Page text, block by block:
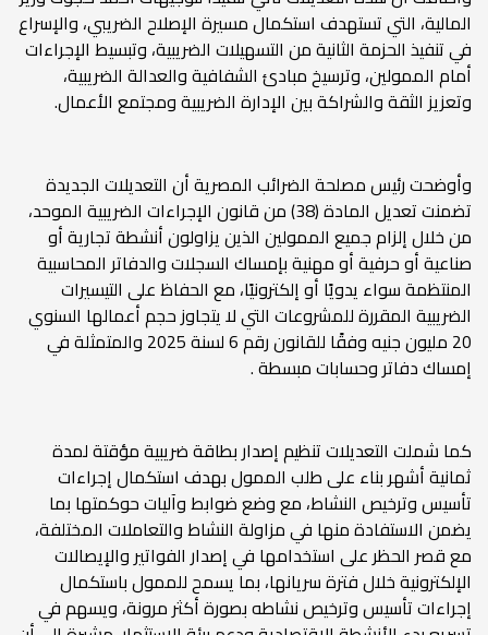
المالية، التي تستهدف استكمال مسيرة الإصلاح الضريبي، والإسراع
في تنفيذ الحزمة الثانية من التسهيلات الضريبية، وتبسيط الإجراءات
أمام الممولين، وترسيخ مبادئ الشفافية والعدالة الضريبية،
وتعزيز الثقة والشراكة بين الإدارة الضريبية ومجتمع الأعمال.
وأوضحت رئيس مصلحة الضرائب المصرية أن التعديلات الجديدة
تضمنت تعديل المادة (38) من قانون الإجراءات الضريبية الموحد،
من خلال إلزام جميع الممولين الذين يزاولون أنشطة تجارية أو
صناعية أو حرفية أو مهنية بإمساك السجلات والدفاتر المحاسبية
المنتظمة سواء يدويًا أو إلكترونيًا، مع الحفاظ على التيسيرات
الضريبية المقررة للمشروعات التي لا يتجاوز حجم أعمالها السنوي
20 مليون جنيه وفقًا للقانون رقم 6 لسنة 2025 والمتمثلة في
إمساك دفاتر وحسابات مبسطة .
كما شملت التعديلات تنظيم إصدار بطاقة ضريبية مؤقتة لمدة
ثمانية أشهر بناء على طلب الممول بهدف استكمال إجراءات
تأسيس وترخيص النشاط، مع وضع ضوابط وآليات حوكمتها بما
يضمن الاستفادة منها في مزاولة النشاط والتعاملات المختلفة،
مع قصر الحظر على استخدامها في إصدار الفواتير والإيصالات
الإلكترونية خلال فترة سريانها، بما يسمح للممول باستكمال
إجراءات تأسيس وترخيص نشاطه بصورة أكثر مرونة، ويسهم في